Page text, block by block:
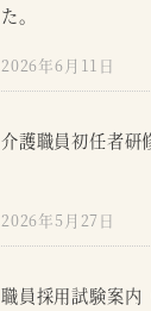
た。
2026年6月11日
介護職員初任者研
2026年5月27日
職員採用試験案内